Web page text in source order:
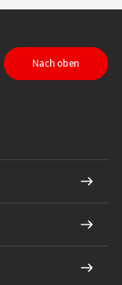
Nach oben